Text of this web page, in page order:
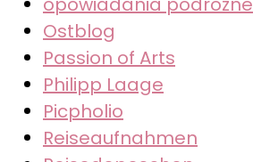
Ostblog
Passion of Arts
Philipp Laage
Picpholio
Reiseaufnahmen